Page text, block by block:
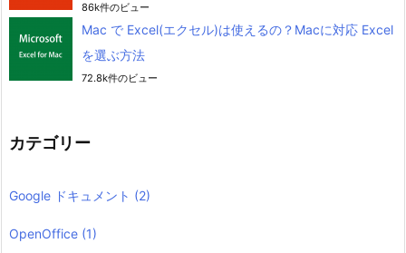
86k件のビュー
Mac で Excel(エクセル)は使えるの？Macに対応 Excel
を選ぶ方法
72.8k件のビュー
カテゴリー
Google ドキュメント (2)
OpenOffice (1)